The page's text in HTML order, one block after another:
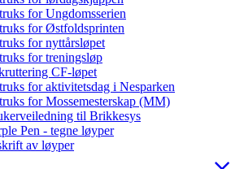
for Ungdomsserien
for Østfoldsprinten
for nyttårsløpet
for treningsløp
CF-løpet
for aktivitetsdag i Nesparken
for Mossemesterskap (MM)
til Brikkesys
Pen - tegne løyper
av løyper